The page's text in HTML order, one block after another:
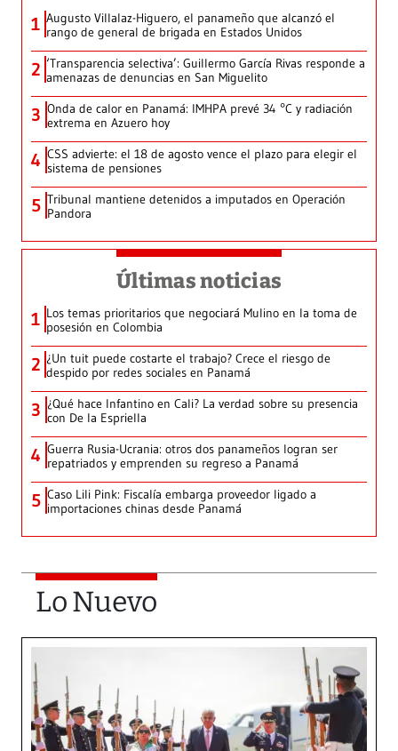
1 Augusto Villalaz-Higuero, el panameño que alcanzó el
rango de general de brigada en Estados Unidos
2 ‘Transparencia selectiva’: Guillermo García Rivas responde a
amenazas de denuncias en San Miguelito
3 Onda de calor en Panamá: IMHPA prevé 34 °C y radiación
extrema en Azuero hoy
4 CSS advierte: el 18 de agosto vence el plazo para elegir el
sistema de pensiones
5 Tribunal mantiene detenidos a imputados en Operación
Pandora
Últimas noticias
1 Los temas prioritarios que negociará Mulino en la toma de
posesión en Colombia
2 ¿Un tuit puede costarte el trabajo? Crece el riesgo de
despido por redes sociales en Panamá
3 ¿Qué hace Infantino en Cali? La verdad sobre su presencia
con De la Espriella
4 Guerra Rusia-Ucrania: otros dos panameños logran ser
repatriados y emprenden su regreso a Panamá
5 Caso Lili Pink: Fiscalía embarga proveedor ligado a
importaciones chinas desde Panamá
Lo Nuevo